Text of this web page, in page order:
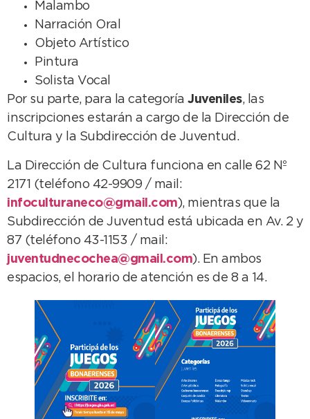
Malambo
Narración Oral
Objeto Artístico
Pintura
Solista Vocal
Por su parte, para la categoría Juveniles, las
inscripciones estarán a cargo de la Dirección de
Cultura y la Subdirección de Juventud.
La Dirección de Cultura funciona en calle 62 Nº
2171 (teléfono 42-9909 / mail:
infoculturaneco@gmail.com), mientras que la
Subdirección de Juventud está ubicada en Av. 2 y
87 (teléfono 43-1153 / mail:
juventudnecochea@gmail.com). En ambos
espacios, el horario de atención es de 8 a 14.